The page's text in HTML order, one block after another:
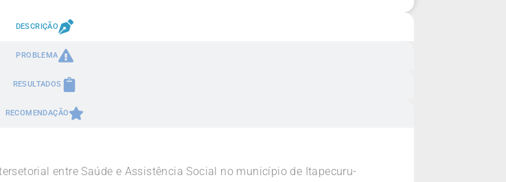
DESCRIÇÃO
PROBLEMA
RESULTADOS
RECOMENDAÇÃO
entre Saúde e Assistência Social no município de Itapecuru-